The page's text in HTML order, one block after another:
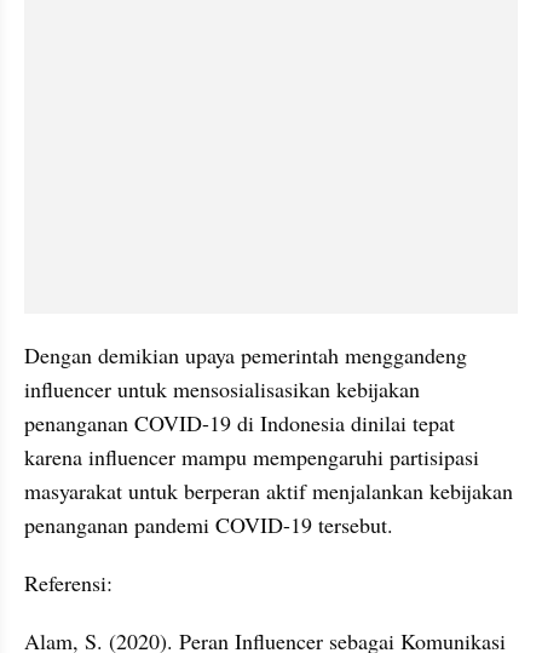
Dengan demikian upaya pemerintah menggandeng
influencer untuk mensosialisasikan kebijakan
penanganan COVID-19 di Indonesia dinilai tepat
karena influencer mampu mempengaruhi partisipasi
masyarakat untuk berperan aktif menjalankan kebijakan
penanganan pandemi COVID-19 tersebut.
Referensi:
Alam, S. (2020). Peran Influencer sebagai Komunikasi